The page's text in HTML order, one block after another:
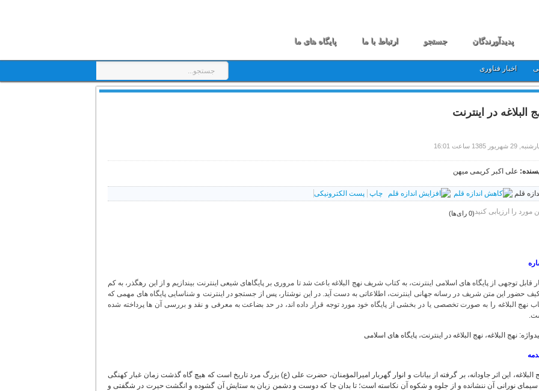
پدیدآورندگان جستجو ارتباط با ما پایگاه های ما
اخبار فناوری
البلاغه در اینترنت
شهریور 1385 ساعت 16:01
علی اکبر کریمی میهن
قلم چاپ پست الکترونیکی
مورد را ارزیابی کنید(0 رای‌ها)
قابل توجهی از پایگاه های اسلامی اینترنت، به کتاب شریف نهج البلاغه باعث شد تا مروری بر پایگاهای شیعی اینترنت بیندازیم و از این رهگذر، به کم
حضور این متن شریف در رسانه جهانی اینترنت، اطلاعاتی به دست آید. در این نوشتار، پس از جستجو در اینترنت و شناسایی پایگاه های مهمی که
نهج البلاغه را به صورت تخصصی یا در بخشی از پایگاه خود مورد توجه قرار داده اند، در حد بضاعت به معرفی و نقد و بررسی آن ها پرداخته شده
نهج البلاغه، نهج البلاغه در اینترنت، پایگاه های اسلامی
البلاغه، این اثر جاودانه، بر گرفته از بیانات و انوار گهربار امیرالمؤمنان، حضرت علی (ع) بزرگ مرد تاریخ است که هیچ گاه گذشت زمان غبار کهنگی
سیمای نورانی آن ننشانده و از جلوه و شکوه آن نکاسته است؛ تا بدان جا که دوست و دشمن زبان به ستایش آن گشوده و انگشت حیرت در شگفتی و